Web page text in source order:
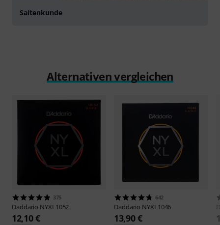
Saitenkunde
Alternativen vergleichen
375
Daddario NYXL1052
12,10 €
642
Daddario NYXL1046
13,90 €